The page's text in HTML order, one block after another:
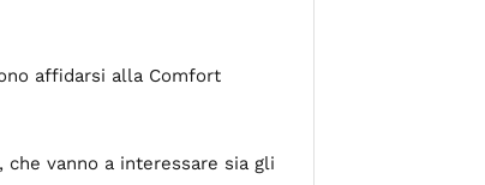
affidarsi alla Comfort
vanno a interessare sia gli